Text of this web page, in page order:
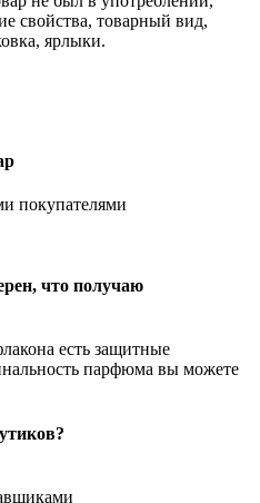
свойства, товарный вид,
ярлыки.
покупателями
что получаю
есть защитные
парфюма вы можете